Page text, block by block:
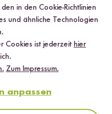
in den Cookie-Richtlinien
und ähnliche Technologien
Cookies ist jederzeit hier
Zum Impressum.
anpassen